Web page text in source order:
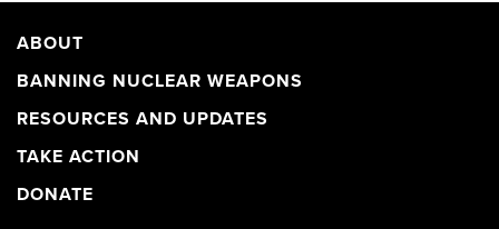
ABOUT
BANNING NUCLEAR WEAPONS
RESOURCES AND UPDATES
TAKE ACTION
DONATE